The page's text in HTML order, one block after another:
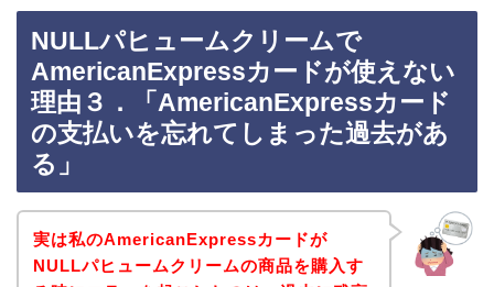
NULLパヒュームクリームで
AmericanExpressカードが使えない
理由３．「AmericanExpressカード
の支払いを忘れてしまった過去があ
る」
実は私のAmericanExpressカードが
NULLパヒュームクリームの商品を購入す